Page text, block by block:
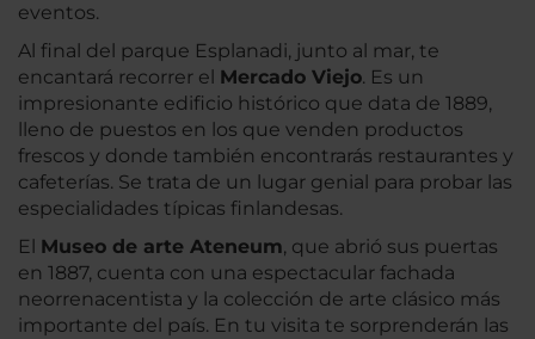
eventos.
Al final del parque Esplanadi, junto al mar, te
encantará recorrer el Mercado Viejo. Es un
impresionante edificio histórico que data de 1889,
lleno de puestos en los que venden productos
frescos y donde también encontrarás restaurantes y
cafeterías. Se trata de un lugar genial para probar las
especialidades típicas finlandesas.
El Museo de arte Ateneum, que abrió sus puertas
en 1887, cuenta con una espectacular fachada
neorrenacentista y la colección de arte clásico más
importante del país. En tu visita te sorprenderán las